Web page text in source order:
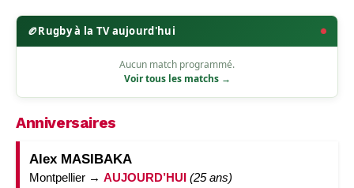
🏉Rugby à la TV aujourd'hui
Aucun match programmé.
Voir tous les matchs →
Anniversaires
Alex MASIBAKA
Montpellier → AUJOURD’HUI (25 ans)